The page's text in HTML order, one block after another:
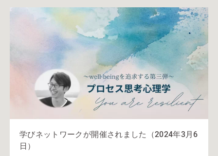
学びネットワークが開催されました（2024年3月6
日）